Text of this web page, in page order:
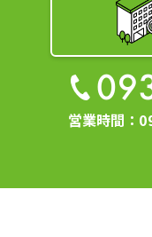
営業時間：